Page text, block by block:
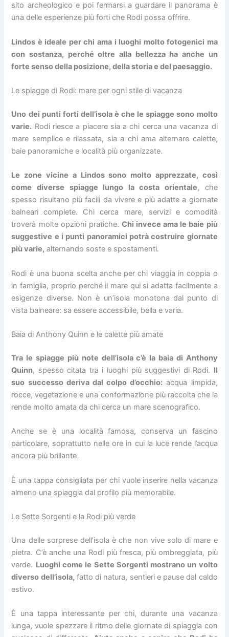
sito archeologico e poi fermarsi a guardare il panorama è
una delle esperienze più forti che Rodi possa offrire.
Lindos è ideale per chi ama i luoghi molto fotogenici ma
con sostanza, perché oltre alla bellezza ha anche un
forte senso della posizione, della storia e del paesaggio.
Le spiagge di Rodi: mare per ogni stile di vacanza
Uno dei punti forti dell’isola è che le spiagge sono molto
varie. Rodi riesce a piacere sia a chi cerca una vacanza di
mare semplice e rilassata, sia a chi ama alternare calette,
baie panoramiche e località più organizzate.
Le zone vicine a Lindos sono molto apprezzate, così
come diverse spiagge lungo la costa orientale, che
spesso risultano più facili da vivere e più adatte a giornate
balneari complete. Chi cerca mare, servizi e comodità
troverà molte opzioni pratiche. Chi invece ama le baie più
suggestive e i punti panoramici potrà costruire giornate
più varie, alternando soste e spostamenti.
Rodi è una buona scelta anche per chi viaggia in coppia o
in famiglia, proprio perché il mare qui si adatta facilmente a
esigenze diverse. Non è un’isola monotona dal punto di
vista balneare: sa essere accessibile, bella e varia.
Baia di Anthony Quinn e le calette più amate
Tra le spiagge più note dell’isola c’è la baia di Anthony
Quinn, spesso citata tra i luoghi più suggestivi di Rodi. Il
suo successo deriva dal colpo d’occhio: acqua limpida,
rocce, vegetazione e una conformazione più raccolta che la
rende molto amata da chi cerca un mare scenografico.
Anche se è una località famosa, conserva un fascino
particolare, soprattutto nelle ore in cui la luce rende l’acqua
ancora più brillante.
È una tappa consigliata per chi vuole inserire nella vacanza
almeno una spiaggia dal profilo più memorabile.
Le Sette Sorgenti e la Rodi più verde
Una delle sorprese dell’isola è che non vive solo di mare e
pietra. C’è anche una Rodi più fresca, più ombreggiata, più
verde. Luoghi come le Sette Sorgenti mostrano un volto
diverso dell’isola, fatto di natura, sentieri e pause dal caldo
estivo.
È una tappa interessante per chi, durante una vacanza
lunga, vuole spezzare il ritmo delle giornate di spiaggia con